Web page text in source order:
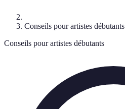
Conseils pour artistes débutants
Conseils pour artistes débutants